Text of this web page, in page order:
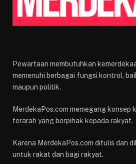
Pewartaan membutuhkan
memenuhi berbagai fungsi kontrol,
maupun politik.
MerdekaPos.com memegang konsep
terarah yang berpihak kepada rakyat.
Karena MerdekaPos.com ditulis dan
untuk rakat dan bagi rakyat.